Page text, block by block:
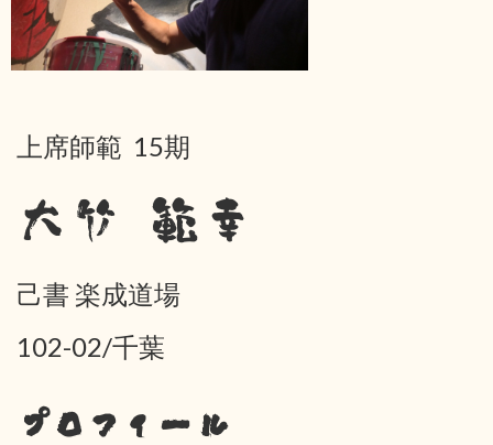
上席師範 15期
大竹 範幸
己書 楽成道場
102-02/千葉
プロフィール